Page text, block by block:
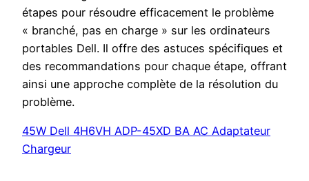
étapes pour résoudre efficacement le problème
« branché, pas en charge » sur les ordinateurs
portables Dell. Il offre des astuces spécifiques et
des recommandations pour chaque étape, offrant
ainsi une approche complète de la résolution du
problème.
45W Dell 4H6VH ADP-45XD BA AC Adaptateur
Chargeur